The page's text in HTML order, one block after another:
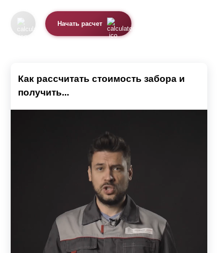
Начать расчет
Как рассчитать стоимость забора и
получить...